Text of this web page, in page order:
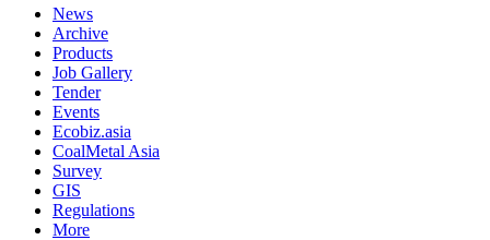
News
Archive
Products
Job Gallery
Tender
Events
Ecobiz.asia
CoalMetal Asia
Survey
GIS
Regulations
More